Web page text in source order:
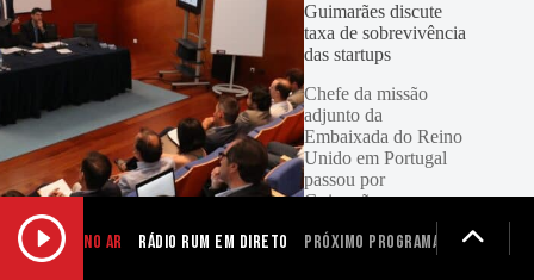
Guimarães discute
taxa de sobrevivência
das startups
Chefe da missão
adjunto da
Embaixada do Reino
Unido em Portugal
passou por
Guimarães para
sobrevivência das
NO AR Rádio RUM em Direto Próximo programa não definido